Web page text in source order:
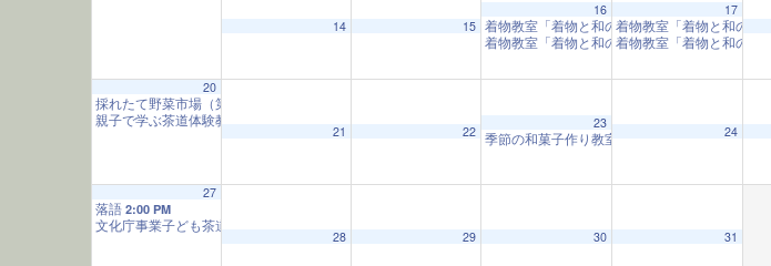
14 15
16
着物教室「着物と和の心」10:00 AM
着物教室「着物と和の心」1:00 PM
17
着物教室「着物と和の心」
着物教室「着物と和の心」
20
採れたて野菜市場（第3日曜）
親子で学ぶ茶道体験教室
21 22
23
季節の和菓子作り教室 24
27
落語 2:00 PM
文化庁事業子ども茶道教室
28 29 30 31
3:00 AM
5:00 AM